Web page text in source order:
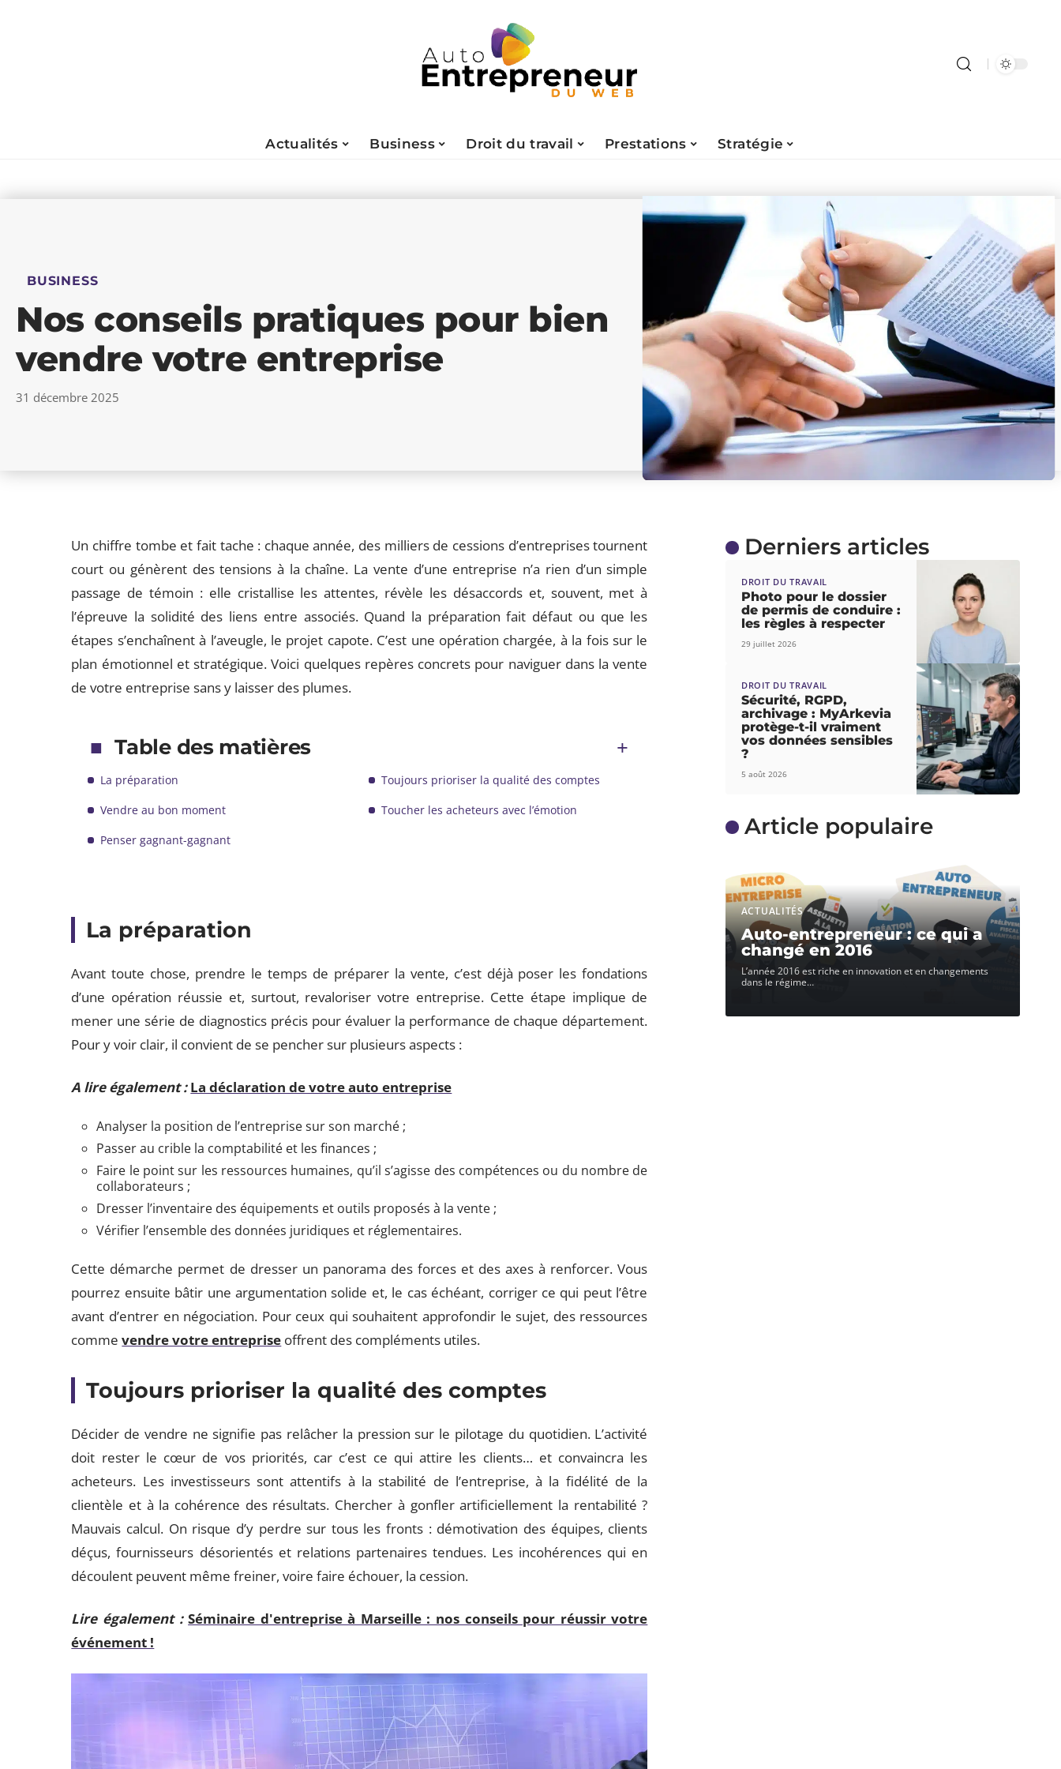
Actualités Business Droit du travail Prestations Stratégie
BUSINESS
Nos conseils pratiques pour bien
vendre votre entreprise
31 décembre 2025
Un chiffre tombe et fait tache : chaque année, des milliers de cessions d’entreprises tournent
court ou génèrent des tensions à la chaîne. La vente d’une entreprise n’a rien d’un simple
passage de témoin : elle cristallise les attentes, révèle les désaccords et, souvent, met à
l’épreuve la solidité des liens entre associés. Quand la préparation fait défaut ou que les
étapes s’enchaînent à l’aveugle, le projet capote. C’est une opération chargée, à la fois sur le
plan émotionnel et stratégique. Voici quelques repères concrets pour naviguer dans la vente
de votre entreprise sans y laisser des plumes.
Table des matières
La préparation
Toujours prioriser la qualité des comptes
Vendre au bon moment
Toucher les acheteurs avec l’émotion
Penser gagnant-gagnant
La préparation
Avant toute chose, prendre le temps de préparer la vente, c’est déjà poser les fondations
d’une opération réussie et, surtout, revaloriser votre entreprise. Cette étape implique de
mener une série de diagnostics précis pour évaluer la performance de chaque département.
Pour y voir clair, il convient de se pencher sur plusieurs aspects :
A lire également : La déclaration de votre auto entreprise
Analyser la position de l’entreprise sur son marché ;
Passer au crible la comptabilité et les finances ;
Faire le point sur les ressources humaines, qu’il s’agisse des compétences ou du nombre de
collaborateurs ;
Dresser l’inventaire des équipements et outils proposés à la vente ;
Vérifier l’ensemble des données juridiques et réglementaires.
Cette démarche permet de dresser un panorama des forces et des axes à renforcer. Vous
pourrez ensuite bâtir une argumentation solide et, le cas échéant, corriger ce qui peut l’être
avant d’entrer en négociation. Pour ceux qui souhaitent approfondir le sujet, des ressources
commevendre votre entreprise offrent des compléments utiles.
Toujours prioriser la qualité des comptes
Décider de vendre ne signifie pas relâcher la pression sur le pilotage du quotidien. L’activité
doit rester le cœur de vos priorités, car c’est ce qui attire les clients… et convaincra les
acheteurs. Les investisseurs sont attentifs à la stabilité de l’entreprise, à la fidélité de la
clientèle et à la cohérence des résultats. Chercher à gonfler artificiellement la rentabilité ?
Mauvais calcul. On risque d’y perdre sur tous les fronts : démotivation des équipes, clients
déçus, fournisseurs désorientés et relations partenaires tendues. Les incohérences qui en
découlent peuvent même freiner, voire faire échouer, la cession.
Lire également : Séminaire d'entreprise à Marseille : nos conseils pour réussir votre
événement !
Derniers articles
DROIT DU TRAVAIL
Photo pour le dossier
de permis de conduire :
les règles à respecter
29 juillet 2026
DROIT DU TRAVAIL
Sécurité, RGPD,
archivage : MyArkevia
protège-t-il vraiment
vos données sensibles
?
5 août 2026
Article populaire
ACTUALITÉS
Auto-entrepreneur : ce qui a
changé en 2016
L’année 2016 est riche en innovation et en changements
dans le régime…